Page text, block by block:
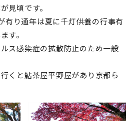
見頃です。
有り通年は夏に千灯供養の行事有
す。
ス感染症の拡散防止のため一般
くと鮎茶屋平野屋があり京都ら